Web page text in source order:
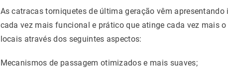
As catracas torniquetes de última geração vêm
cada vez mais funcional e prático que atinge cada vez mais
locais através dos seguintes aspectos:
Mecanismos de passagem otimizados e mais suaves;